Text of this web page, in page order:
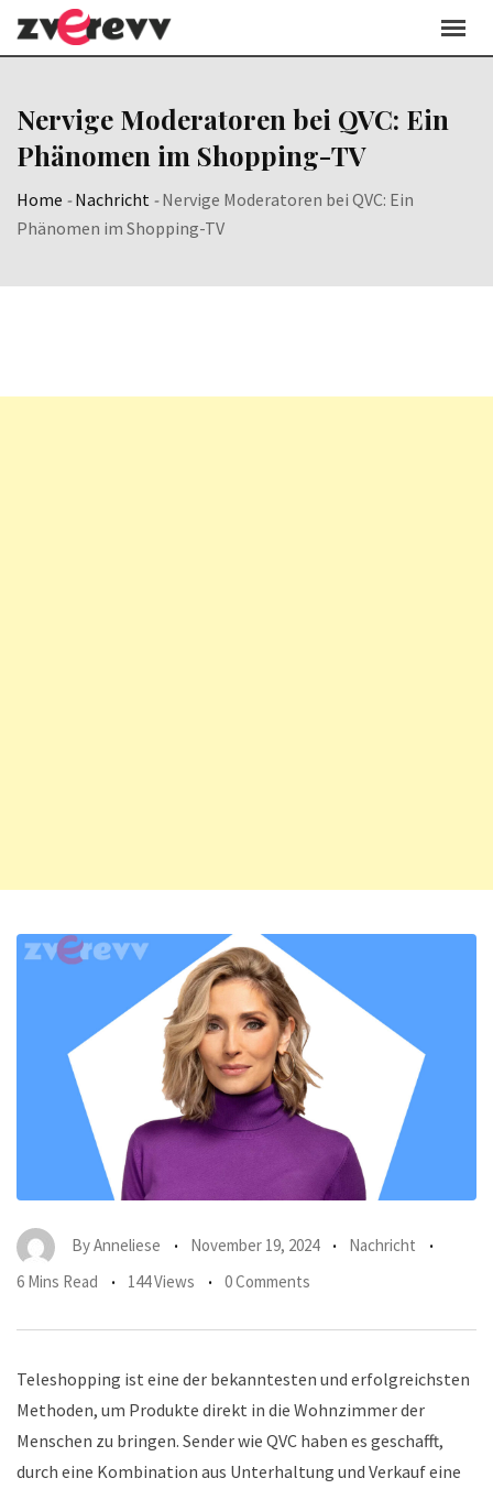
Skip
Nervige Moderatoren bei QVC: Ein
Phänomen im Shopping-TV
Home -Nachricht -Nervige Moderatoren bei QVC: Ein
Phänomen im Shopping-TV
ByAnneliese November 19, 2024
Nachricht
6 Mins Read
144 Views 0 Comments
Teleshopping ist eine der bekanntesten und erfolgreichsten
Methoden, um Produkte direkt in die Wohnzimmer der
Menschen zu bringen. Sender wie QVC haben es geschafft,
durch eine Kombination aus Unterhaltung und Verkauf eine